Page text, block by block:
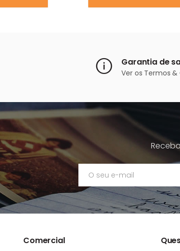
Garantia de
Ver os Termos &
Comercial